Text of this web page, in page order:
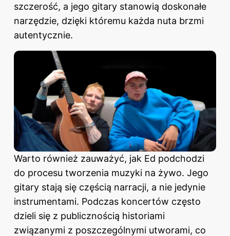
szczerość, a jego gitary stanowią doskonałe
narzędzie, dzięki któremu każda nuta brzmi
autentycznie.
Warto również zauważyć, jak Ed podchodzi
do procesu tworzenia muzyki na żywo. Jego
gitary stają się częścią narracji, a nie jedynie
instrumentami. Podczas koncertów często
dzieli się z publicznością historiami
związanymi z poszczególnymi utworami, co